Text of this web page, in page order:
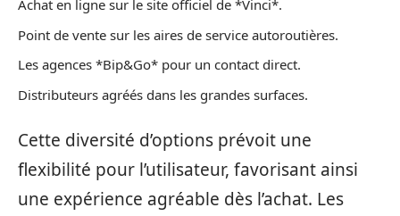
Achat en ligne sur le site officiel de *Vinci*.
Point de vente sur les aires de service autoroutières.
Les agences *Bip&Go* pour un contact direct.
Distributeurs agréés dans les grandes surfaces.
Cette diversité d’options prévoit une
flexibilité pour l’utilisateur, favorisant ainsi
une expérience agréable dès l’achat. Les